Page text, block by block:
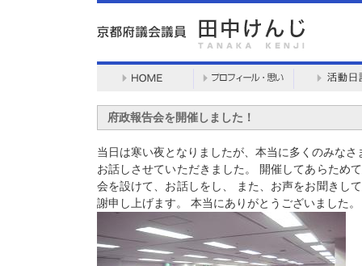
府政報告会を開催しました！
当日は寒い夜となりましたが、本当に多くのみな
お話しさせていただきました。 開催してあらため
会を設けて、お話しをし、 また、お声をお聞きし
謝申し上げます。 本当にありがとうございました。